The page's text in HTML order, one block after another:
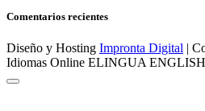
Comentarios recientes
Diseño y Hosting Impronta Digital |
Idiomas Online ELINGUA